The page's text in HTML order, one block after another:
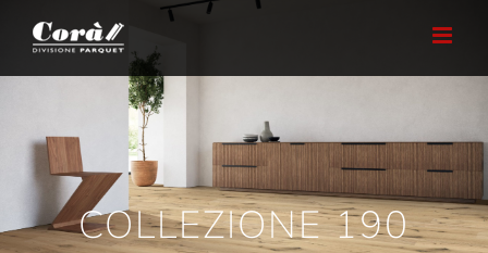
content
COLLEZIONE 190